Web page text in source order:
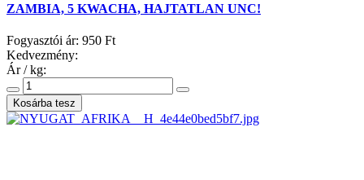
ZAMBIA, 5 KWACHA, HAJTATLAN UNC!
Fogyasztói ár: 950 Ft
Kedvezmény:
Ár / kg: